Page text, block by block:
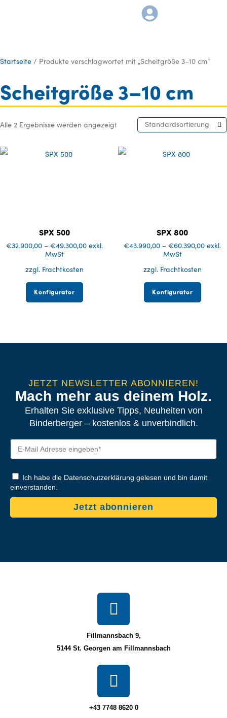
Startseite / Produkte verschlagwortet mit „Scheitgröße 3–10 cm“
Scheitgröße 3–10 cm
Alle 2 Ergebnisse werden angezeigt Standardsortierung
SPX 500
€32.900,00 –€49.300,00 exkl.
MwSt
zzgl. Frachtkosten
Konfigurator
SPX 800
€43.990,00 –€60.390,00 exkl.
MwSt
zzgl. Frachtkosten
Konfigurator
JETZT NEWSLETTER ABONNIEREN!
Mach mehr aus deinem Holz.
Erhalten Sie exklusive Tipps, Neuheiten von
Binderberger – kostenlos & unverbindlich.
Ich habe die Datenschutzerklärung gelesen und bin damit
einverstanden.
Jetzt abonnieren
Fillmannsbach 9,
5144 St. Georgen am Fillmannsbach
+43 7748 8620 0